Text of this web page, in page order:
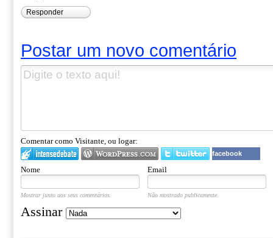
Responder
Postar um novo comentário
Comentar como Visitante, ou logar:
facebook
Nome Email
Mostrar junto aos seus comentários. Não mostrado publicamente.
Assinar